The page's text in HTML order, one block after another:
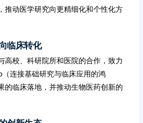
推动医学研究向更精细化和个性化方
临床转化
高校、科研院所和医院的合作，致力
连接基础研究与临床应用的鸿
的临床落地，并推动生物医药创新的